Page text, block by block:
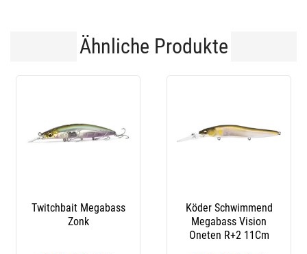
Ähnliche Produkte
Twitchbait Megabass
Zonk
Köder Schwimmend
Megabass Vision
Oneten R+2 11Cm